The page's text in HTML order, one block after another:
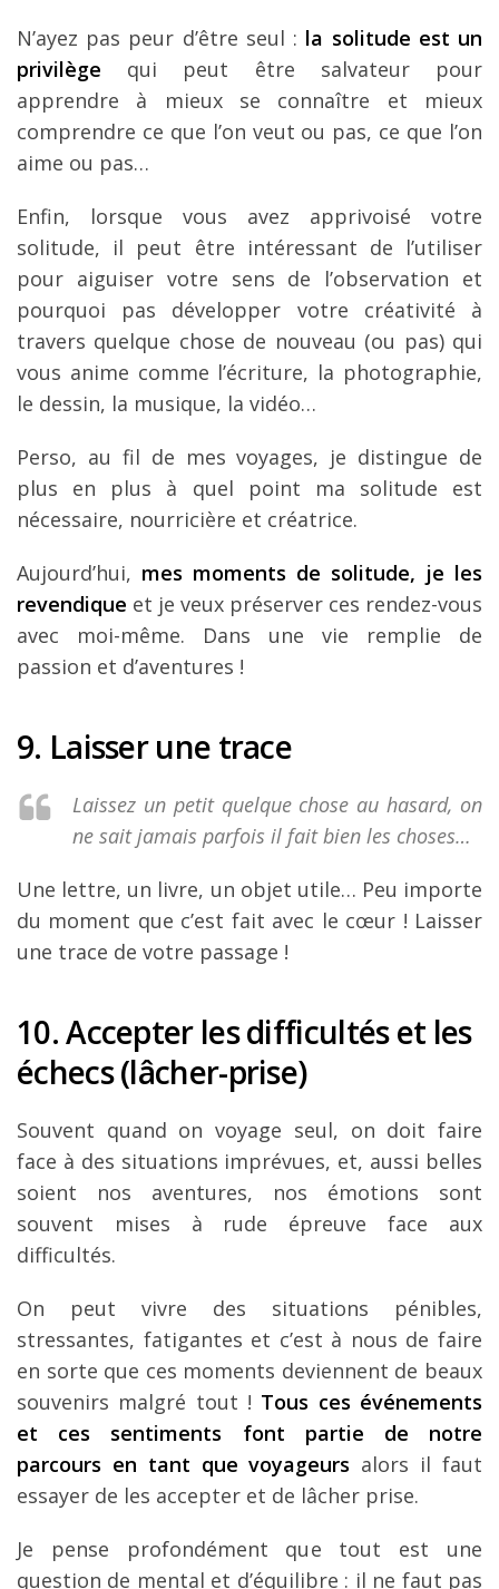
N’ayez pas peur d’être seul : la solitude est un
privilège qui peut être salvateur pour
apprendre à mieux se connaître et mieux
comprendre ce que l’on veut ou pas, ce que l’on
aime ou pas…
Enfin, lorsque vous avez apprivoisé votre
solitude, il peut être intéressant de l’utiliser
pour aiguiser votre sens de l’observation et
pourquoi pas développer votre créativité à
travers quelque chose de nouveau (ou pas) qui
vous anime comme l’écriture, la photographie,
le dessin, la musique, la vidéo…
Perso, au fil de mes voyages, je distingue de
plus en plus à quel point ma solitude est
nécessaire, nourricière et créatrice.
Aujourd’hui, mes moments de solitude, je les
revendique et je veux préserver ces rendez-vous
avec moi-même. Dans une vie remplie de
passion et d’aventures !
9. Laisser une trace
Laissez un petit quelque chose au hasard, on
ne sait jamais parfois il fait bien les choses…
Une lettre, un livre, un objet utile… Peu importe
du moment que c’est fait avec le cœur ! Laisser
une trace de votre passage !
10. Accepter les difficultés et les
échecs (lâcher-prise)
Souvent quand on voyage seul, on doit faire
face à des situations imprévues, et, aussi belles
soient nos aventures, nos émotions sont
souvent mises à rude épreuve face aux
difficultés.
On peut vivre des situations pénibles,
stressantes, fatigantes et c’est à nous de faire
en sorte que ces moments deviennent de beaux
souvenirs malgré tout ! Tous ces événements
et ces sentiments font partie de notre
parcours en tant que voyageurs alors il faut
essayer de les accepter et de lâcher prise.
Je pense profondément que tout est une
question de mental et d’équilibre : il ne faut pas